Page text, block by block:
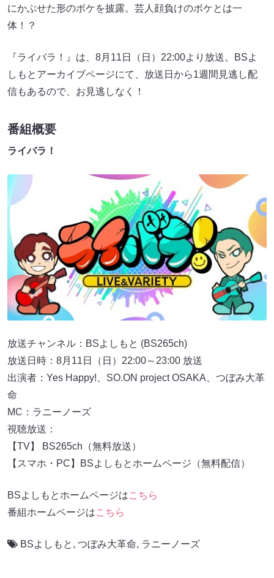
にかぶせた形のボケを披露。芸人顔負けのボケとは一
体！？
『ライバラ！』は、8月11日（日）22:00より放送。BSよ
しもとアーカイブページにて、放送日から1週間見逃し配
信もあるので、お見逃しなく！
番組概要
ライバラ！
放送チャンネル：BSよしもと (BS265ch)
放送日時：8月11日（日）22:00～23:00 放送
出演者：Yes Happy!、SO.ON project OSAKA、つぼみ大革
命
MC：ラニーノーズ
視聴放送：
【TV】 BS265ch（無料放送）
【スマホ・PC】BSよしもとホームページ（無料配信）
BSよしもとホームページはこちら
番組ホームページはこちら
BSよしもと , つぼみ大革命, ラニーノーズ